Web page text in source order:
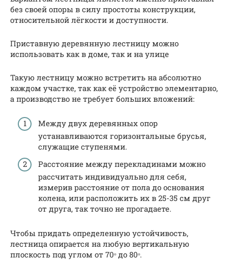
без своей опоры в силу простоты конструкции,
относительной лёгкости и доступности.
Приставную деревянную лестницу можно
использовать как в доме, так и на улице
Такую лестницу можно встретить на абсолютно
каждом участке, так как её устройство элементарно,
а производство не требует больших вложений:
Между двух деревянных опор
устанавливаются горизонтальные брусья,
служащие ступенями.
Расстояние между перекладинами можно
рассчитать индивидуально для себя,
измерив расстояние от пола до основания
колена, или расположить их в 25-35 см друг
от друга, так точно не прогадаете.
Чтобы придать определенную устойчивость,
лестница опирается на любую вертикальную
плоскость под углом от 70ᵒ до 80ᵒ.